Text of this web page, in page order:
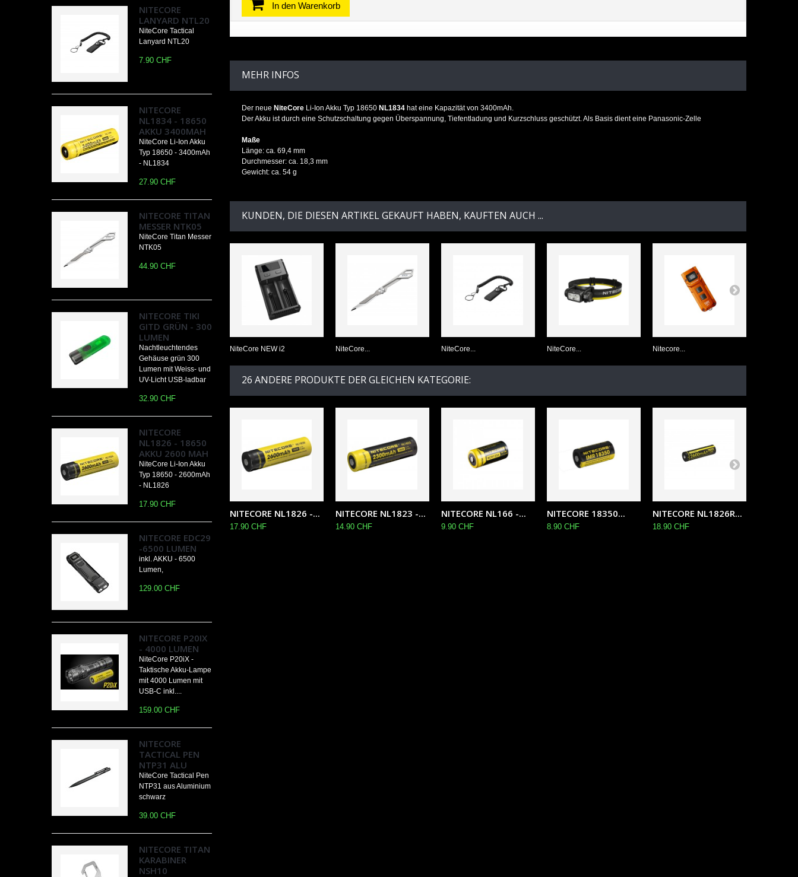
NITECORE
LANYARD NTL20
NiteCore Tactical
Lanyard NTL20
7.90 CHF
NITECORE
NL1834 - 18650
AKKU 3400MAH
NiteCore Li-Ion Akku
Typ 18650 - 3400mAh
- NL1834
27.90 CHF
NITECORE TITAN
MESSER NTK05
NiteCore Titan Messer
NTK05
44.90 CHF
NITECORE TIKI
GITD GRÜN - 300
LUMEN
Nachtleuchtendes
Gehäuse grün 300
Lumen mit Weiss- und
UV-Licht USB-ladbar
32.90 CHF
NITECORE
NL1826 - 18650
AKKU 2600 MAH
NiteCore Li-Ion Akku
Typ 18650 - 2600mAh
- NL1826
17.90 CHF
NITECORE EDC29
-6500 LUMEN
inkl. AKKU - 6500
Lumen,
129.00 CHF
NITECORE P20IX
- 4000 LUMEN
NiteCore P20iX -
Taktische Akku-Lampe
mit 4000 Lumen mit
USB-C inkl....
159.00 CHF
NITECORE
TACTICAL PEN
NTP31 ALU
NiteCore Tactical Pen
NTP31 aus Aluminium
schwarz
39.00 CHF
NITECORE TITAN
KARABINER
NSH10
In den Warenkorb
MEHR INFOS
Der neue NiteCore Li-Ion Akku Typ 18650 NL1834 hat eine Kapazität von 3400mAh.
Der Akku ist durch eine Schutzschaltung gegen Überspannung, Tiefentladung und Kurzschluss geschützt. Als Basis dient eine Panasonic-Zelle
Maße
Länge: ca. 69,4 mm
Durchmesser: ca. 18,3 mm
Gewicht: ca. 54 g
KUNDEN, DIE DIESEN ARTIKEL GEKAUFT HABEN, KAUFTEN AUCH ...
NiteCore NEW i2 NiteCore... NiteCore... NiteCore... Nitecore...
26 ANDERE PRODUKTE DER GLEICHEN KATEGORIE:
NITECORE NL1826 -...
17.90 CHF
NITECORE NL1823 -...
14.90 CHF
NITECORE NL166 -...
9.90 CHF
NITECORE 18350...
8.90 CHF
NITECORE NL1826R...
18.90 CHF